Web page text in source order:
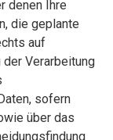
denen Ihre
die geplante
auf
der Verarbeitung
sofern
über das